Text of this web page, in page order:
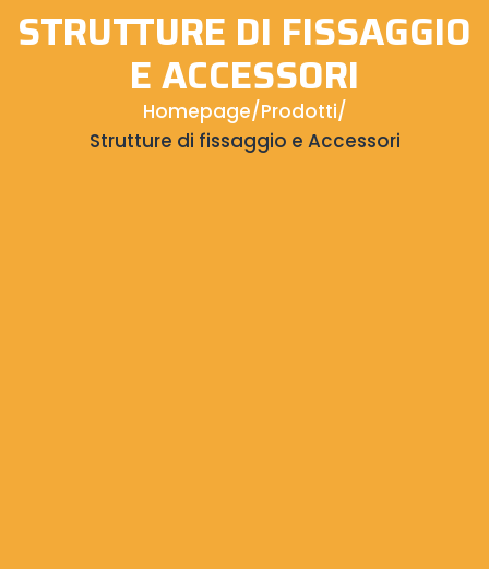
STRUTTURE DI FISSAGGIO
E ACCESSORI
Homepage/Prodotti/
Strutture di fissaggio e Accessori